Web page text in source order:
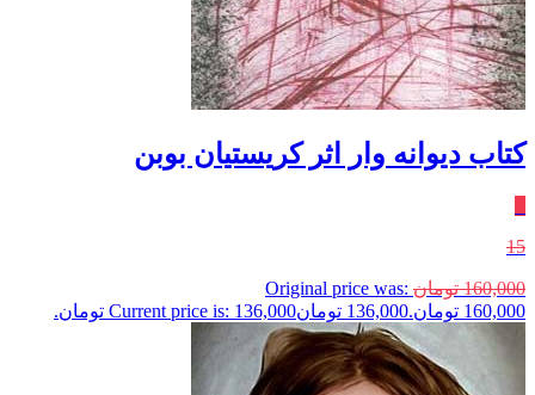
کتاب دیوانه وار اثر کریستیان بوبن
15
160,000 تومان Original price was:
160,000 تومان.
136,000 تومانCurrent price is: 136,000 تومان.